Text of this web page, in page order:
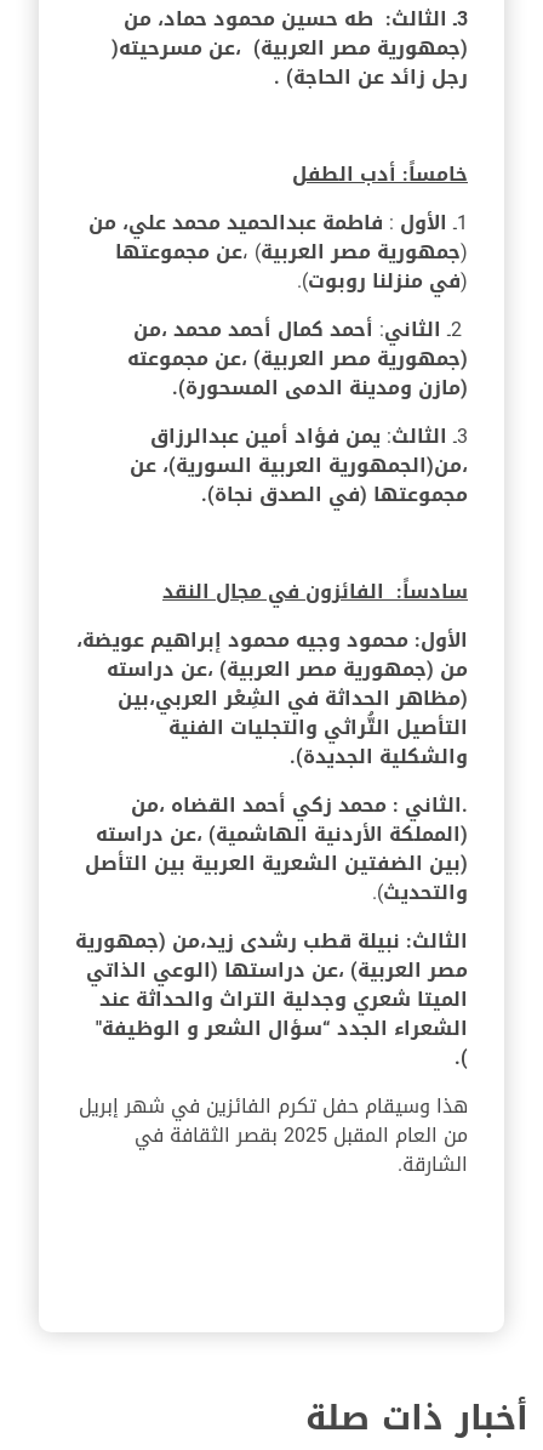
3ـ الثالث: طه حسين محمود حماد، من
(جمهورية مصر العربية) ،عن مسرحيته(
رجل زائد عن الحاجة) .
خامساً: أدب الطفل
1ـ الأول : فاطمة عبدالحميد محمد علي، من
(جمهورية مصر العربية) ،عن مجموعتها
(في منزلنا روبوت).
الثاني: أحمد كمال أحمد محمد ،من
(جمهورية مصر العربية) ،عن مجموعته
(مازن ومدينة الدمى المسحورة).
3ـ الثالث: يمن فؤاد أمين عبدالرزاق
،من(الجمهورية العربية السورية)، عن
مجموعتها (في الصدق نجاة).
سادساً: الفائزون في مجال النقد
الأول: محمود وجيه محمود إبراهيم عويضة،
من (جمهورية مصر العربية) ،عن دراسته
(مظاهر الحداثة في الشِعْر العربي،بين
التأصيل التُّراثي والتجليات الفنية
والشكلية الجديدة).
.الثاني : محمد زكي أحمد القضاه ،من
(المملكة الأردنية الهاشمية) ،عن دراسته
(بين الضفتين الشعرية العربية بين التأصل
والتحديث).
الثالث: نبيلة قطب رشدى زيد،من (جمهورية
مصر العربية) ،عن دراستها (الوعي الذاتي
الميتا شعري وجدلية التراث والحداثة عند
الشعراء الجدد “سؤال الشعر و الوظيفة"
).
هذا وسيقام حفل تكرم الفائزين في شهر إبريل
من العام المقبل 2025 بقصر الثقافة في
الشارقة.
أخبار ذات صلة